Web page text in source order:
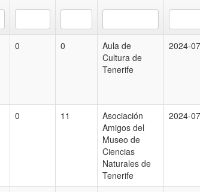
0 0
Aula de
Cultura de
Tenerife
2024-
0 11
Asociación
Amigos del
Museo de
Ciencias
Naturales de
Tenerife
2024-